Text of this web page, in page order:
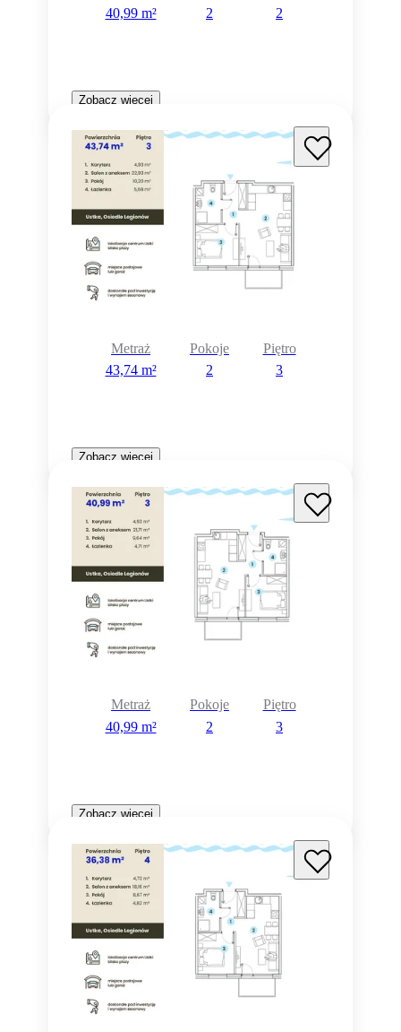
40,99 m²
2
2
Zobacz więcej
Metraż
43,74 m²
Pokoje
2
Piętro
3
Zobacz więcej
Metraż
40,99 m²
Pokoje
2
Piętro
3
Zobacz więcej